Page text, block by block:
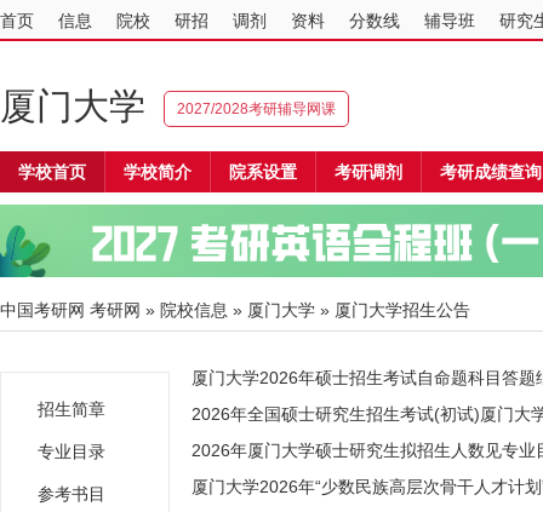
首页 信息 院校 研招 调剂 资料 分数线 辅导班 研究
厦门大学 2027/2028考研辅导网课
学校首页 学校简介 院系设置 考研调剂 考研成绩查询
中国考研网 考研网 » 院校信息 » 厦门大学 » 厦门大学招生公告
招生简章
专业目录
参考书目
厦门大学2026年硕士招生考试自命题科目答
2026年全国硕士研究生招生考试(初试)厦门大
2026年厦门大学硕士研究生拟招生人数见专业
厦门大学2026年“少数民族高层次骨干人才计